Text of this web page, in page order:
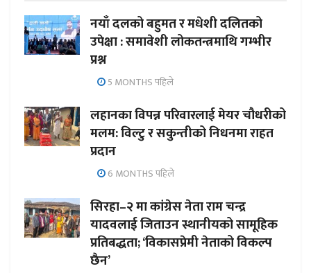
नयाँ दलको बहुमत र मधेशी दलितको
उपेक्षा : समावेशी लोकतन्त्रमाथि गम्भीर
प्रश्न
5 MONTHS पहिले
लहानका विपन्न परिवारलाई मेयर चौधरीको
मलम: विल्टु र सकुन्तीको निधनमा राहत
प्रदान
6 MONTHS पहिले
सिरहा–२ मा कांग्रेस नेता राम चन्द्र
यादवलाई जिताउन स्थानीयको सामूहिक
प्रतिबद्धता; ‘विकासप्रेमी नेताको विकल्प
छैन’